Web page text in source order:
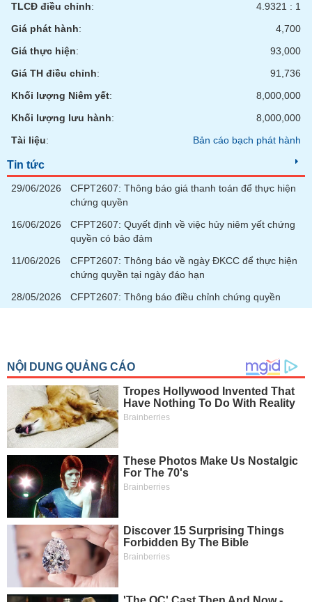
TLCĐ điều chỉnh:
4.9321 : 1
Giá phát hành:
4,700
Giá thực hiện:
93,000
Giá TH điều chỉnh:
91,736
Khối lượng Niêm yết:
8,000,000
Khối lượng lưu hành:
8,000,000
Tài liệu: Bản cáo bạch phát hành
Tin tức
29/06/2026
CFPT2607: Thông báo giá thanh toán để thực hiện
chứng quyền
16/06/2026
CFPT2607: Quyết định về việc hủy niêm yết chứng
quyền có bảo đảm
11/06/2026
CFPT2607: Thông báo về ngày ĐKCC để thực hiện
chứng quyền tại ngày đáo hạn
28/05/2026
CFPT2607: Thông báo điều chỉnh chứng quyền